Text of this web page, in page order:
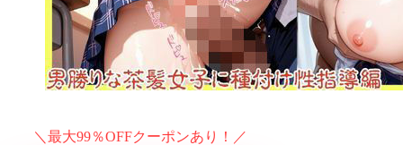
＼最大99％OFFクーポンあり！／